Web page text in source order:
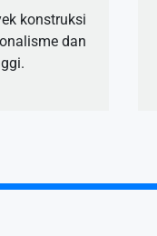
konstruksi
dan